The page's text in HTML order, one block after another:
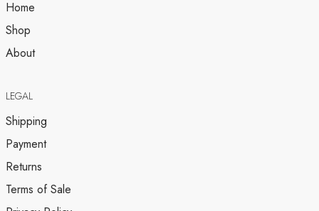
Home
Shop
About
LEGAL
Shipping
Payment
Returns
Terms of Sale